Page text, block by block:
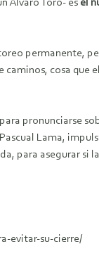
Álvaro Toro- es el
permanente,
cosa que
pronunciarse
Lama,
para asegurar si
evitar-su-cierre/